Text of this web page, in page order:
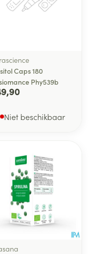
Caps 180
Phy539b
Niet beschikbaar